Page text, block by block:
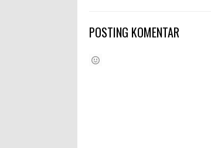
POSTING KOMENTAR